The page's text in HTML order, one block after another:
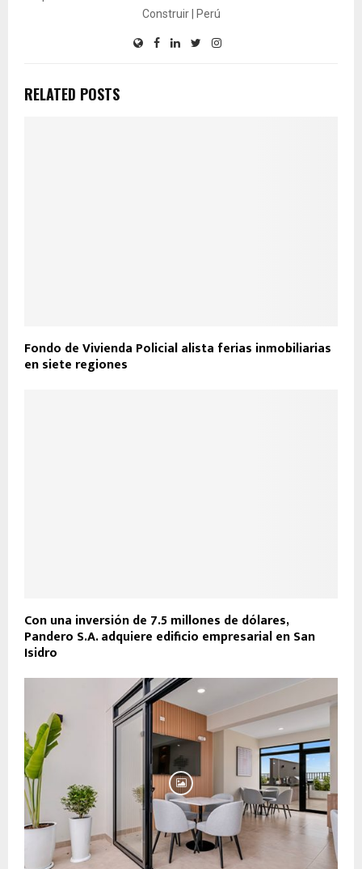
Construir | Perú
RELATED POSTS
Fondo de Vivienda Policial alista ferias inmobiliarias
en siete regiones
Con una inversión de 7.5 millones de dólares,
Pandero S.A. adquiere edificio empresarial en San
Isidro